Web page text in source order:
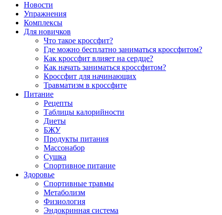
Новости
Упражнения
Комплексы
Для новичков
Что такое кроссфит?
Где можно бесплатно заниматься кроссфитом?
Как кроссфит влияет на сердце?
Как начать заниматься кроссфитом?
Кроссфит для начинающих
Травматизм в кроссфите
Питание
Рецепты
Таблицы калорийности
Диеты
БЖУ
Продукты питания
Массонабор
Сушка
Спортивное питание
Здоровье
Спортивные травмы
Метаболизм
Физиология
Эндокринная система